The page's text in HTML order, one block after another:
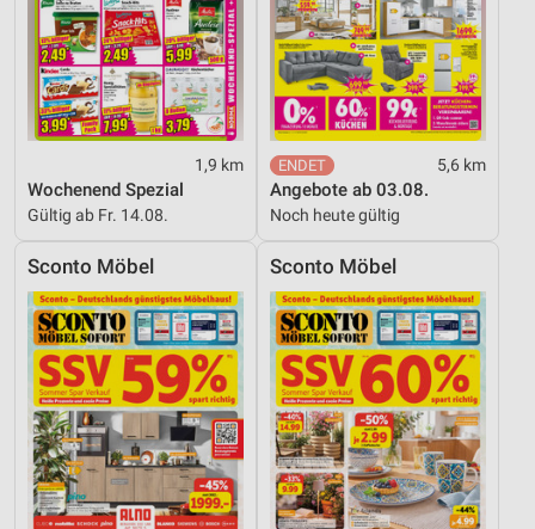
1,9 km
Wochenend Spezial
Gültig ab Fr. 14.08.
5,6 km
Angebote ab 03.08.
Noch heute gültig
Sconto Möbel Sconto Möbel